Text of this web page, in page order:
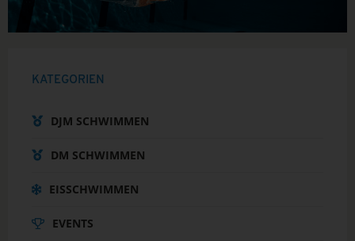
KATEGORIEN
DJM SCHWIMMEN
DM SCHWIMMEN
EISSCHWIMMEN
EVENTS